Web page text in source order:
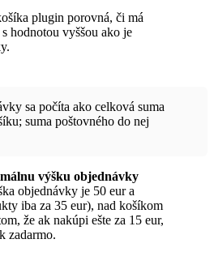
plugin porovná, či má
hodnotou vyššou ako je
sa počíta ako celková suma
suma poštovného do nej
výšku objednávky
objednávky je 50 eur a
iba za 35 eur), nad košíkom
že ak nakúpi ešte za 15 eur,
zadarmo.